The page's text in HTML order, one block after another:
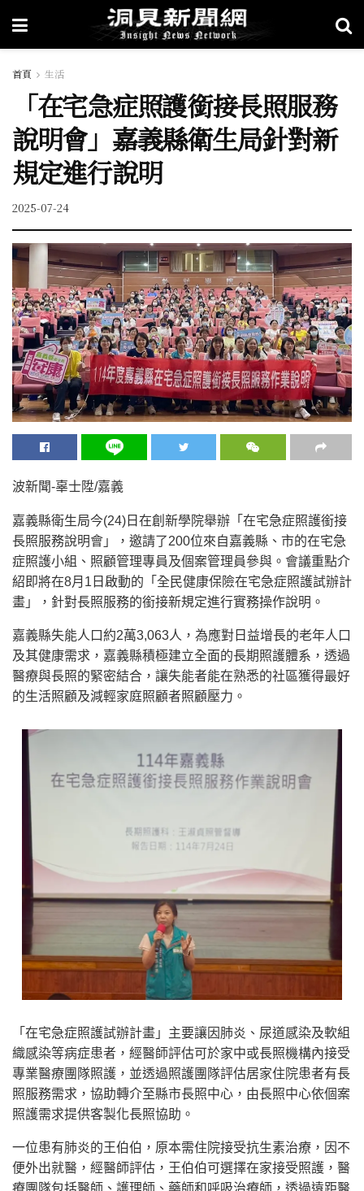
首頁 生活
「在宅急症照護銜接長照服務
說明會」嘉義縣衛生局針對新
規定進行說明
2025-07-24
波新聞-辜士陞/嘉義
嘉義縣衛生局今(24)日在創新學院舉辦「在宅急症照護銜接
長照服務說明會」，邀請了200位來自嘉義縣、市的在宅急
症照護小組、照顧管理專員及個案管理員參與。會議重點介
紹即將在8月1日啟動的「全民健康保險在宅急症照護試辦計
畫」，針對長照服務的銜接新規定進行實務操作說明。
嘉義縣失能人口約2萬3,063人，為應對日益增長的老年人口
及其健康需求，嘉義縣積極建立全面的長期照護體系，透過
醫療與長照的緊密結合，讓失能者能在熟悉的社區獲得最好
的生活照顧及減輕家庭照顧者照顧壓力。
「在宅急症照護試辦計畫」主要讓因肺炎、尿道感染及軟組
織感染等病症患者，經醫師評估可於家中或長照機構內接受
專業醫療團隊照護，並透過照護團隊評估居家住院患者有長
照服務需求，協助轉介至縣市長照中心，由長照中心依個案
照護需求提供客製化長照協助。
一位患有肺炎的王伯伯，原本需住院接受抗生素治療，因不
便外出就醫，經醫師評估，王伯伯可選擇在家接受照護，醫